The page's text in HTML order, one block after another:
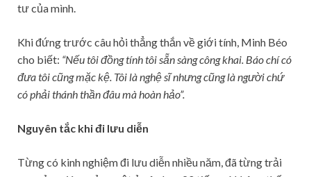
tư của mình.
Khi đứng trước câu hỏi thẳng thắn về giới tính, Minh Béo
cho biết: “Nếu tôi đồng tính tôi sẵn sàng công khai. Báo chí có
đưa tôi cũng mặc kệ. Tôi là nghệ sĩ nhưng cũng là người chứ
có phải thánh thần đâu mà hoàn hảo”.
Nguyên tắc khi đi lưu diễn
Từng có kinh nghiệm đi lưu diễn nhiều năm, đã từng trải